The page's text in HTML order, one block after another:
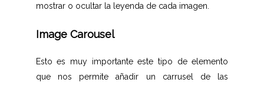
mostrar o ocultar la leyenda de cada imagen.
Image Carousel
Esto es muy importante este tipo de elemento
que nos permite añadir un carrusel de las